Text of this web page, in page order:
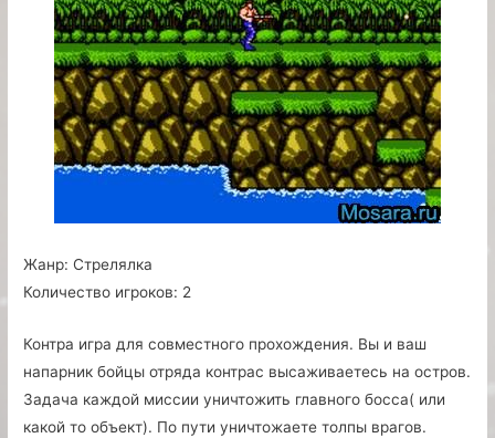
Жанр: Стрелялка
Количество игроков: 2
Контра игра для совместного прохождения. Вы и ваш
напарник бойцы отряда контрас высаживаетесь на остров.
Задача каждой миссии уничтожить главного босса( или
какой то объект). По пути уничтожаете толпы врагов.